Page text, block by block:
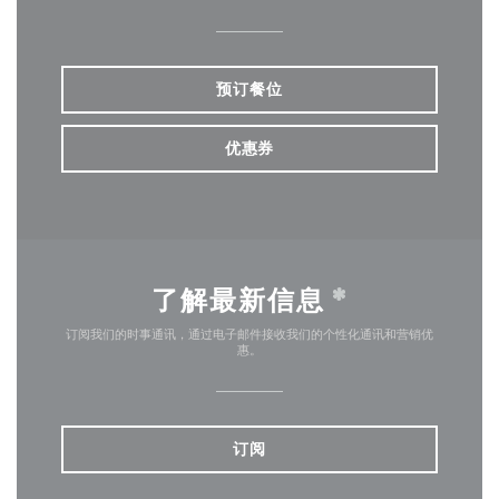
预订餐位
优惠券
了解最新信息 *
订阅我们的时事通讯，通过电子邮件接收我们的个性化通讯和营销优
惠。
订阅